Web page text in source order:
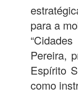
para a
Pereira,
Espírito
como